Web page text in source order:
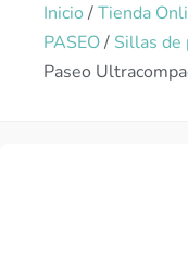
Inicio /Tienda
PASEO/ Sillas de
Paseo